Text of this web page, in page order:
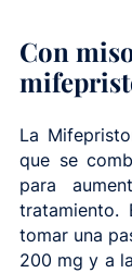
Con
La
que se
para
tratamiento.
tomar una
200 mg y a